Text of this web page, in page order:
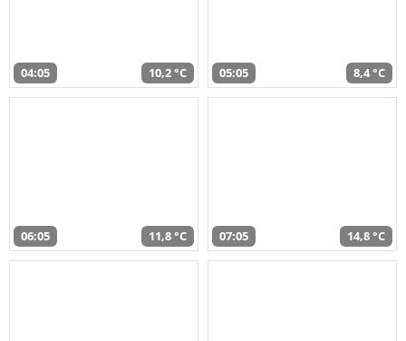
04:05 10,2 °C 05:05 8,4 °C
06:05 11,8 °C 07:05 14,8 °C